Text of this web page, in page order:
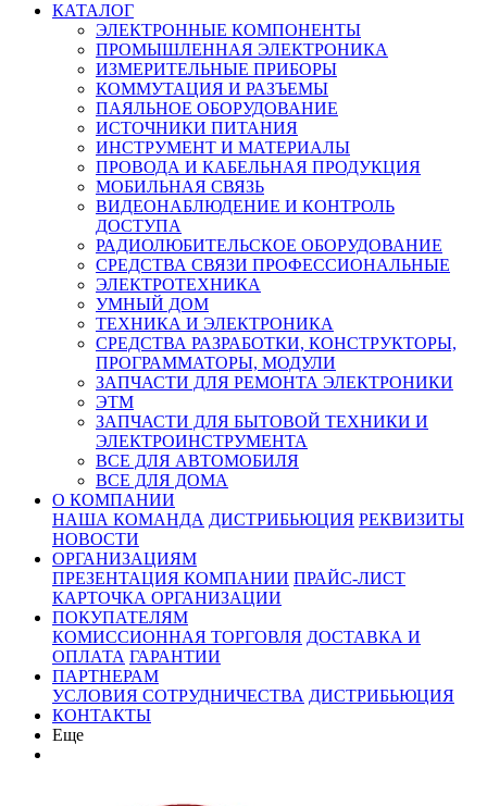
КАТАЛОГ
ЭЛЕКТРОННЫЕ КОМПОНЕНТЫ
ПРОМЫШЛЕННАЯ ЭЛЕКТРОНИКА
ИЗМЕРИТЕЛЬНЫЕ ПРИБОРЫ
КОММУТАЦИЯ И РАЗЪЕМЫ
ПАЯЛЬНОЕ ОБОРУДОВАНИЕ
ИСТОЧНИКИ ПИТАНИЯ
ИНСТРУМЕНТ И МАТЕРИАЛЫ
ПРОВОДА И КАБЕЛЬНАЯ ПРОДУКЦИЯ
МОБИЛЬНАЯ СВЯЗЬ
ВИДЕОНАБЛЮДЕНИЕ И КОНТРОЛЬ
ДОСТУПА
РАДИОЛЮБИТЕЛЬСКОЕ ОБОРУДОВАНИЕ
СРЕДСТВА СВЯЗИ ПРОФЕССИОНАЛЬНЫЕ
ЭЛЕКТРОТЕХНИКА
УМНЫЙ ДОМ
ТЕХНИКА И ЭЛЕКТРОНИКА
СРЕДСТВА РАЗРАБОТКИ, КОНСТРУКТОРЫ,
ПРОГРАММАТОРЫ, МОДУЛИ
ЗАПЧАСТИ ДЛЯ РЕМОНТА ЭЛЕКТРОНИКИ
ЭТМ
ЗАПЧАСТИ ДЛЯ БЫТОВОЙ ТЕХНИКИ И
ЭЛЕКТРОИНСТРУМЕНТА
ВСЕ ДЛЯ АВТОМОБИЛЯ
ВСЕ ДЛЯ ДОМА
О КОМПАНИИ
НАША КОМАНДА ДИСТРИБЬЮЦИЯ РЕКВИЗИТЫ
НОВОСТИ
ОРГАНИЗАЦИЯМ
ПРЕЗЕНТАЦИЯ КОМПАНИИ ПРАЙС-ЛИСТ
КАРТОЧКА ОРГАНИЗАЦИИ
ПОКУПАТЕЛЯМ
КОМИССИОННАЯ ТОРГОВЛЯ ДОСТАВКА И
ОПЛАТА ГАРАНТИИ
ПАРТНЕРАМ
УСЛОВИЯ СОТРУДНИЧЕСТВА ДИСТРИБЬЮЦИЯ
КОНТАКТЫ
Еще